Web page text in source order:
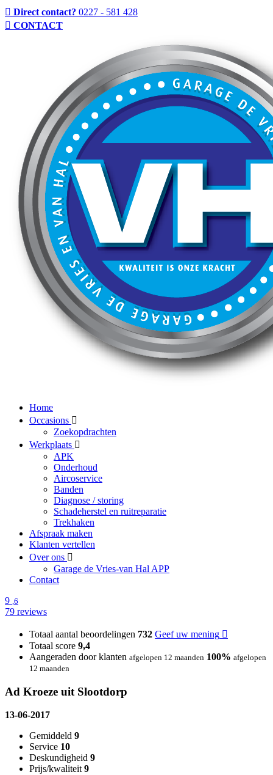
Direct contact? 0227 - 581 428
CONTACT
Home
Occasions
Zoekopdrachten
Werkplaats
APK
Onderhoud
Aircoservice
Banden
Diagnose / storing
Schadeherstel en ruitreparatie
Trekhaken
Afspraak maken
Klanten vertellen
Over ons
Garage de Vries-van Hal APP
Contact
9 ,6
79 reviews
Totaal aantal beoordelingen 732 Geef uw mening
Totaal score 9,4
Aangeraden door klanten afgelopen 12 maanden 100% afgelopen
12 maanden
Ad Kroeze uit Slootdorp
13-06-2017
Gemiddeld 9
Service 10
Deskundigheid 9
Prijs/kwaliteit 9